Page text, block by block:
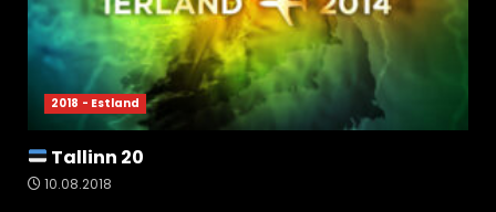
2018 - Estland
Tallinn 20
10.08.2018